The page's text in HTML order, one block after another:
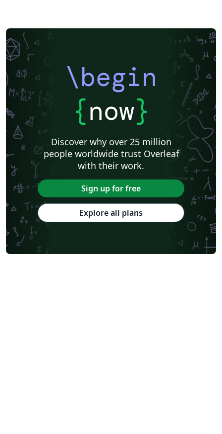
\begin
{now}
Discover why over 25 million
people worldwide trust Overleaf
with their work.
Sign up for free
Explore all plans